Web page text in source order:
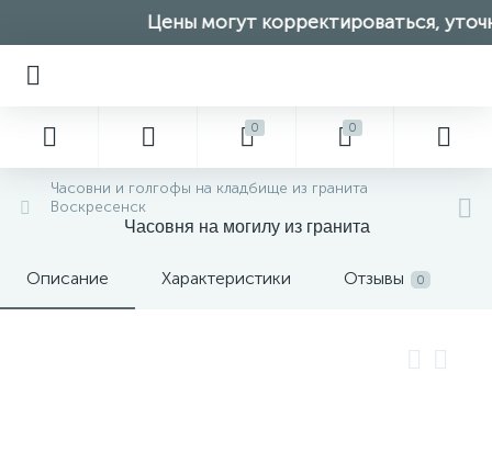
Цены могут корректироваться,
0 0
Часовни и голгофы на кладбище из гранита
Воскресенск
Часовня на могилу из гранита
Описание Характеристики Отзывы 0